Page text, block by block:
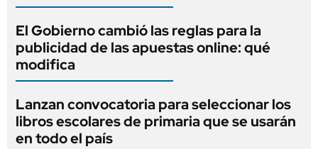
El Gobierno cambió las reglas para la
publicidad de las apuestas online: qué
modifica
Lanzan convocatoria para seleccionar los
libros escolares de primaria que se usarán
en todo el país